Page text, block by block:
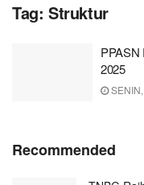
Tag: Struktur
PPASN
2025
Recommended